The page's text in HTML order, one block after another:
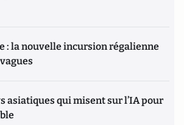
: la nouvelle incursion régalienne
asiatiques qui misent sur l’IA pour